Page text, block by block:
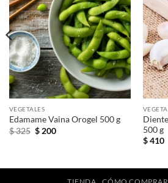
VEGETALES
Edamame Vaina Orogel 500 g
$325 El
precio
$200El
500 g
$410